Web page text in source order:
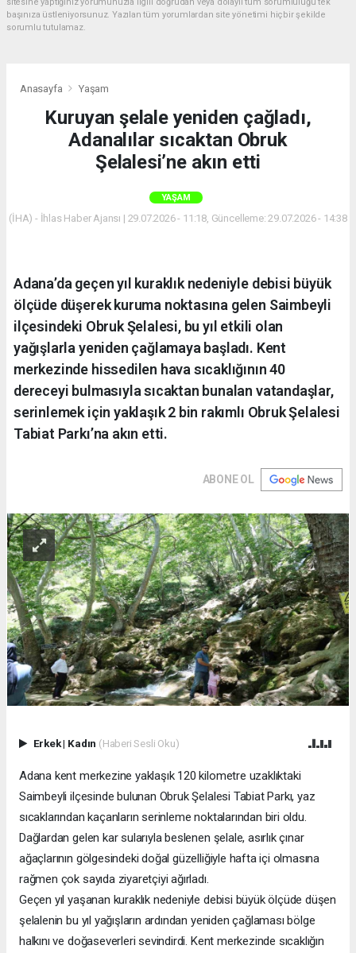
sitesine yaptığınız yorumunuzla ilgili doğrudan veya dolaylı tüm sorumluluğu tek
başınıza üstleniyorsunuz. Yazılan tüm yorumlardan site yönetimi hiçbir şekilde
sorumlu tutulamaz.
Anasayfa Yaşam
Kuruyan şelale yeniden çağladı,
Adanalılar sıcaktan Obruk
Şelalesi’ne akın etti
YAŞAM
(İHA) - İhlas Haber Ajansı | 29.07.2026 - 11:18, Güncelleme: 29.07.2026 - 14:38
Adana’da geçen yıl kuraklık nedeniyle debisi büyük
ölçüde düşerek kuruma noktasına gelen Saimbeyli
ilçesindeki Obruk Şelalesi, bu yıl etkili olan
yağışlarla yeniden çağlamaya başladı. Kent
merkezinde hissedilen hava sıcaklığının 40
dereceyi bulmasıyla sıcaktan bunalan vatandaşlar,
serinlemek için yaklaşık 2 bin rakımlı Obruk Şelalesi
Tabiat Parkı’na akın etti.
ABONE OL
Erkek| Kadın (Haberi Sesli Oku)
Adana kent merkezine yaklaşık 120 kilometre uzaklıktaki
Saimbeyli ilçesinde bulunan Obruk Şelalesi Tabiat Parkı, yaz
sıcaklarından kaçanların serinleme noktalarından biri oldu.
Dağlardan gelen kar sularıyla beslenen şelale, asırlık çınar
ağaçlarının gölgesindeki doğal güzelliğiyle hafta içi olmasına
rağmen çok sayıda ziyaretçiyi ağırladı.
Geçen yıl yaşanan kuraklık nedeniyle debisi büyük ölçüde düşen
şelalenin bu yıl yağışların ardından yeniden çağlaması bölge
halkını ve doğaseverleri sevindirdi. Kent merkezinde sıcaklığın